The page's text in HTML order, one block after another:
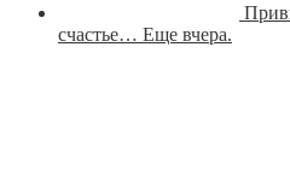
счастье… Еще вчера.